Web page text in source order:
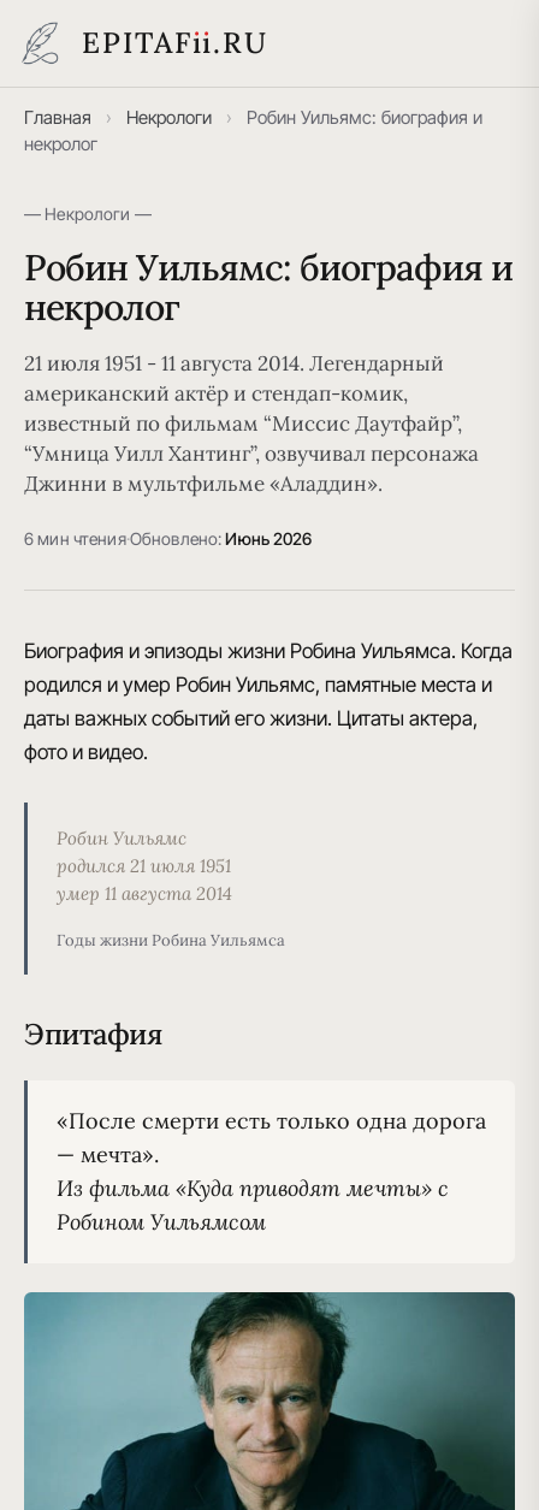
EPITAFii.RU
Главная › Некрологи ›
Робин Уильямс: биография и
некролог
— Некрологи —
Робин Уильямс: биография и
некролог
21 июля 1951 - 11 августа 2014. Легендарный
американский актёр и стендап-комик,
известный по фильмам “Миссис Даутфайр”,
“Умница Уилл Хантинг”, озвучивал персонажа
Джинни в мультфильме «Аладдин».
6 мин чтения·Обновлено:Июнь 2026
Биография и эпизоды жизни Робина Уильямса. Когда
родился и умер Робин Уильямс, памятные места и
даты важных событий его жизни. Цитаты актера,
фото и видео.
Робин Уильямс
родился 21 июля 1951
умер 11 августа 2014
Годы жизни Робина Уильямса
Эпитафия
«После смерти есть только одна дорога
Из фильма «Куда приводят мечты» с
Робином Уильямсом